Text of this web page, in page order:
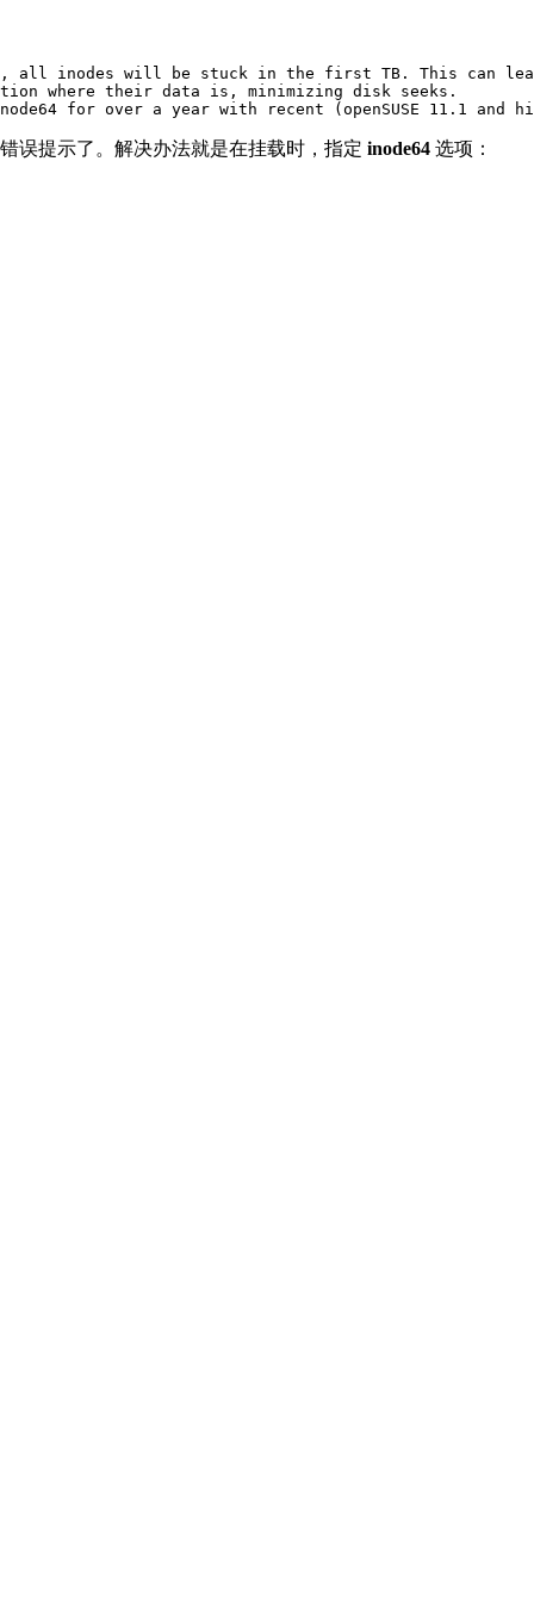
inodes will be stuck in the first TB. This can
where their data is, minimizing disk seeks.
误提示了。解决办法就是在挂载时，指定 inode64 选项：